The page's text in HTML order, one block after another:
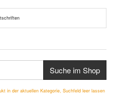
Suche im Shop
in der aktuellen Kategorie, Suchfeld leer lassen